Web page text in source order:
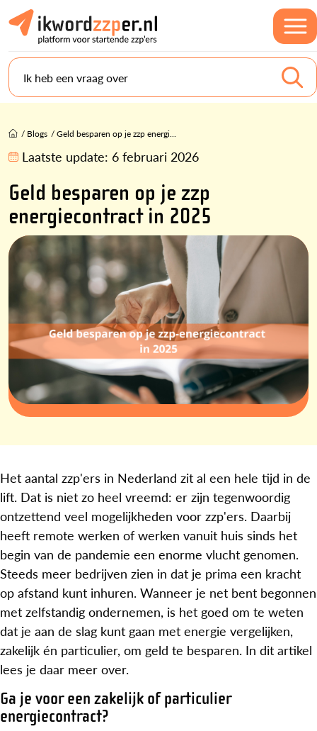
Ik heb een vraag over
/ Blogs /Geld besparen op je zzp energi...
Laatste update: 6 februari 2026
Geld besparen op je zzp
energiecontract in 2025
Het aantal zzp'ers in Nederland zit al een hele tijd in de
lift. Dat is niet zo heel vreemd: er zijn tegenwoordig
ontzettend veel mogelijkheden voor zzp'ers. Daarbij
heeft remote werken of werken vanuit huis sinds het
begin van de pandemie een enorme vlucht genomen.
Steeds meer bedrijven zien in dat je prima een kracht
op afstand kunt inhuren. Wanneer je net bent begonnen
met zelfstandig ondernemen, is het goed om te weten
dat je aan de slag kunt gaan met energie vergelijken,
zakelijk én particulier, om geld te besparen. In dit artikel
lees je daar meer over.
Ga je voor een zakelijk of particulier
energiecontract?